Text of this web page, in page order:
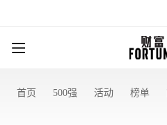
首页 500强 活动 榜单